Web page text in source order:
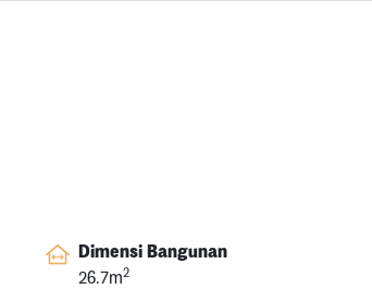
Dimensi Bangunan
26.7m2